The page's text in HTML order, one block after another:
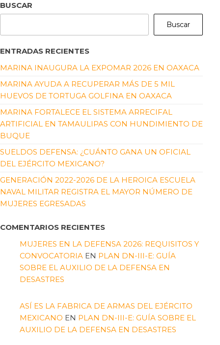
BUSCAR
Buscar
ENTRADAS RECIENTES
MARINA INAUGURA LA EXPOMAR 2026 EN OAXACA
MARINA AYUDA A RECUPERAR MÁS DE 5 MIL
HUEVOS DE TORTUGA GOLFINA EN OAXACA
MARINA FORTALECE EL SISTEMA ARRECIFAL
ARTIFICIAL EN TAMAULIPAS CON HUNDIMIENTO DE
BUQUE
SUELDOS DEFENSA: ¿CUÁNTO GANA UN OFICIAL
DEL EJÉRCITO MEXICANO?
GENERACIÓN 2022-2026 DE LA HEROICA ESCUELA
NAVAL MILITAR REGISTRA EL MAYOR NÚMERO DE
MUJERES EGRESADAS
COMENTARIOS RECIENTES
MUJERES EN LA DEFENSA 2026: REQUISITOS Y
CONVOCATORIA EN PLAN DN-III-E: GUÍA
SOBRE EL AUXILIO DE LA DEFENSA EN
DESASTRES
ASÍ ES LA FABRICA DE ARMAS DEL EJÉRCITO
MEXICANO EN PLAN DN-III-E: GUÍA SOBRE EL
AUXILIO DE LA DEFENSA EN DESASTRES